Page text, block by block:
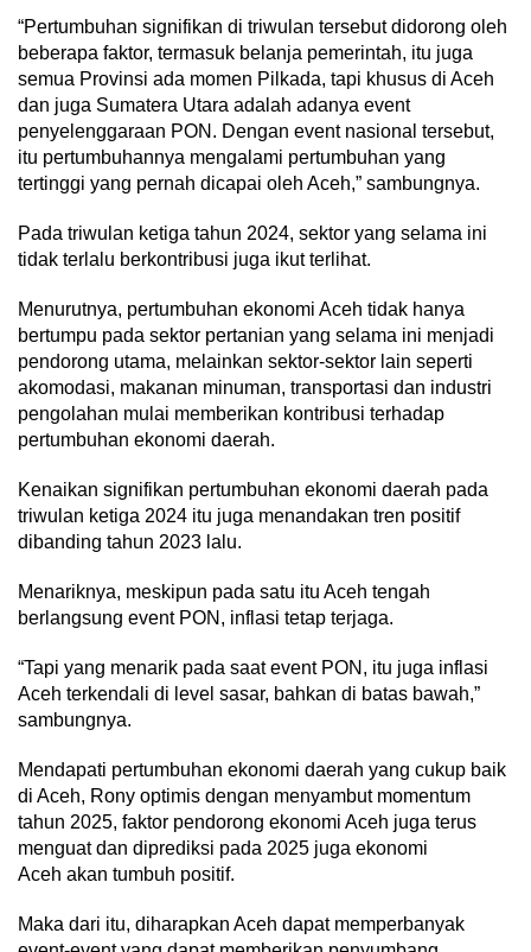
“Pertumbuhan signifikan di triwulan tersebut didorong oleh
beberapa faktor, termasuk belanja pemerintah, itu juga
semua Provinsi ada momen Pilkada, tapi khusus di Aceh
dan juga Sumatera Utara adalah adanya event
penyelenggaraan PON. Dengan event nasional tersebut,
itu pertumbuhannya mengalami pertumbuhan yang
tertinggi yang pernah dicapai oleh Aceh,” sambungnya.
Pada triwulan ketiga tahun 2024, sektor yang selama ini
tidak terlalu berkontribusi juga ikut terlihat.
Menurutnya, pertumbuhan ekonomi Aceh tidak hanya
bertumpu pada sektor pertanian yang selama ini menjadi
pendorong utama, melainkan sektor-sektor lain seperti
akomodasi, makanan minuman, transportasi dan industri
pengolahan mulai memberikan kontribusi terhadap
pertumbuhan ekonomi daerah.
Kenaikan signifikan pertumbuhan ekonomi daerah pada
triwulan ketiga 2024 itu juga menandakan tren positif
dibanding tahun 2023 lalu.
Menariknya, meskipun pada satu itu Aceh tengah
berlangsung event PON, inflasi tetap terjaga.
“Tapi yang menarik pada saat event PON, itu juga inflasi
Aceh terkendali di level sasar, bahkan di batas bawah,”
sambungnya.
Mendapati pertumbuhan ekonomi daerah yang cukup baik
di Aceh, Rony optimis dengan menyambut momentum
tahun 2025, faktor pendorong ekonomi Aceh juga terus
menguat dan diprediksi pada 2025 juga ekonomi
Aceh akan tumbuh positif.
Maka dari itu, diharapkan Aceh dapat memperbanyak